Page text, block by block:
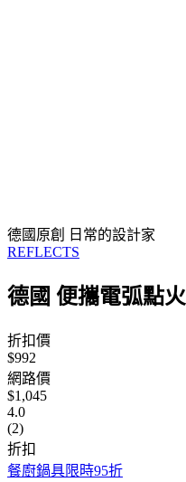
德國原創 日常的設計家
REFLECTS
德國 便攜電弧點
折扣價
$992
網路價
$1,045
4.0
(2)
折扣
餐廚鍋具限時95折